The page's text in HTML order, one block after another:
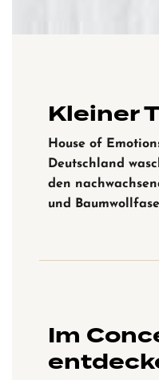
Kleiner
House of
Deutschland
den
und
Im